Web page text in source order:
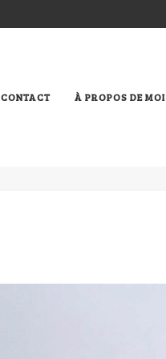
CONTACT À PROPOS DE MOI